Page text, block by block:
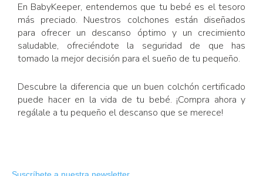
En BabyKeeper, entendemos que tu bebé es el tesoro
más preciado. Nuestros colchones están diseñados
para ofrecer un descanso óptimo y un crecimiento
saludable, ofreciéndote la seguridad de que has
tomado la mejor decisión para el sueño de tu pequeño.
Descubre la diferencia que un buen colchón certificado
puede hacer en la vida de tu bebé. ¡Compra ahora y
regálale a tu pequeño el descanso que se merece!